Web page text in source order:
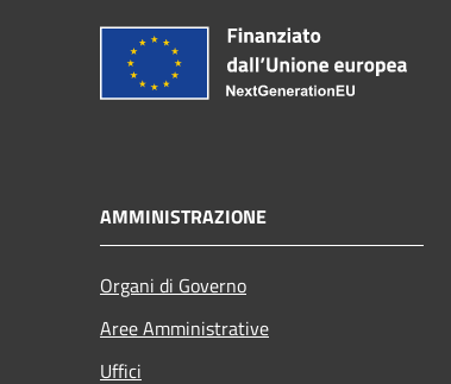
AMMINISTRAZIONE
Organi di Governo
Aree Amministrative
Uffici